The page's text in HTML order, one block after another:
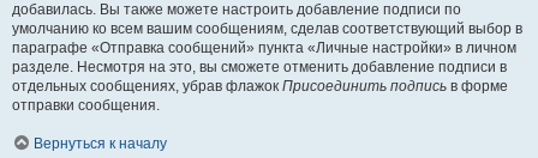
добавилась. Вы также можете настроить добавление подписи по
умолчанию ко всем вашим сообщениям, сделав соответствующий выбор в
параграфе «Отправка сообщений» пункта «Личные настройки» в личном
разделе. Несмотря на это, вы сможете отменить добавление подписи в
отдельных сообщениях, убрав флажок Присоединить подпись в форме
отправки сообщения.
Вернуться к началу